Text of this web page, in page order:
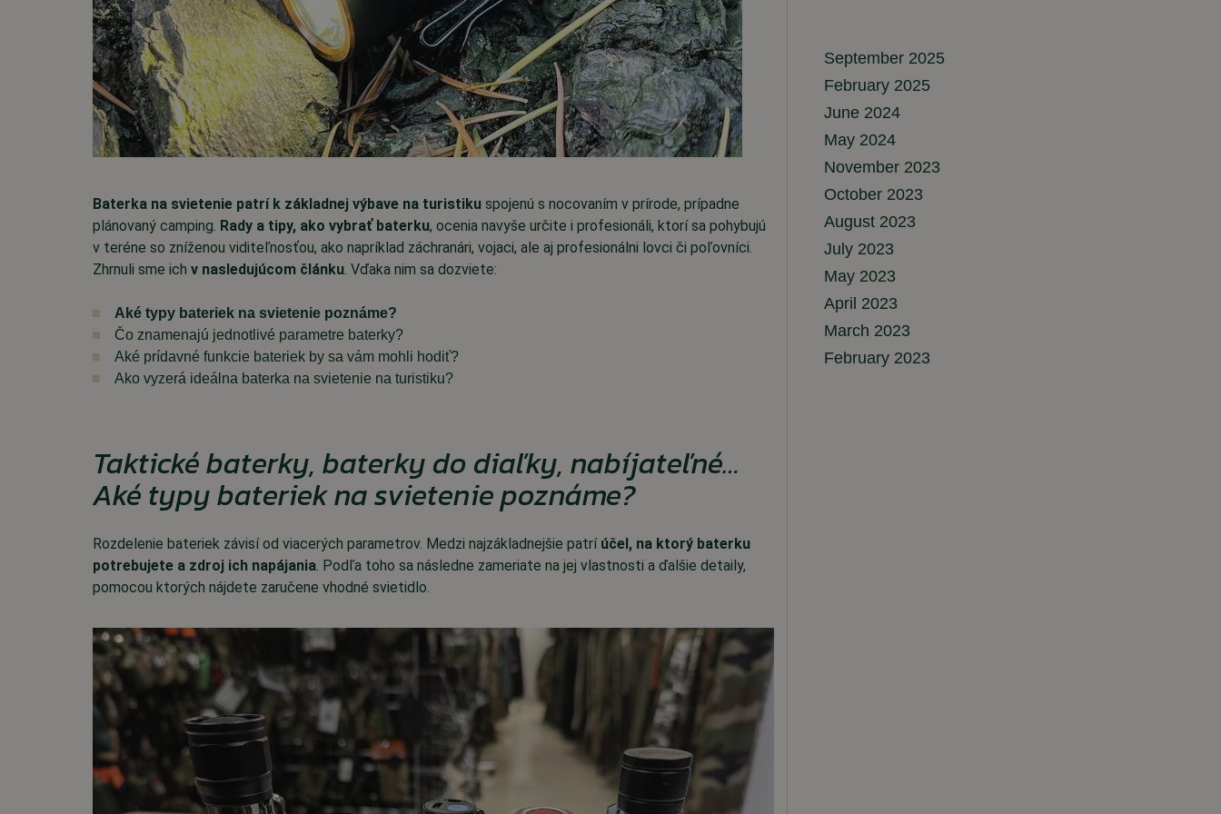
Baterka na svietenie patrí k základnej výbave na turistiku spojenú s nocovaním v prírode, prípadne
plánovaný camping. Rady a tipy, ako vybrať baterku, ocenia navyše určite i profesionáli, ktorí sa pohybujú
v teréne so zníženou viditeľnosťou, ako napríklad záchranári, vojaci, ale aj profesionálni lovci či poľovníci.
Zhrnuli sme ich v nasledujúcom článku. Vďaka nim sa dozviete:
Aké typy bateriek na svietenie poznáme?
Čo znamenajú jednotlivé parametre baterky?
Aké prídavné funkcie bateriek by sa vám mohli hodiť?
Ako vyzerá ideálna baterka na svietenie na turistiku?
Taktické baterky, baterky do diaľky, nabíjateľné…
Aké typy bateriek na svietenie poznáme?
Rozdelenie bateriek závisí od viacerých parametrov. Medzi najzákladnejšie patrí účel, na ktorý baterku
potrebujete a zdroj ich napájania. Podľa toho sa následne zameriate na jej vlastnosti a ďalšie detaily,
pomocou ktorých nájdete zaručene vhodné svietidlo.
September 2025
February 2025
June 2024
May 2024
November 2023
October 2023
August 2023
July 2023
May 2023
April 2023
March 2023
February 2023